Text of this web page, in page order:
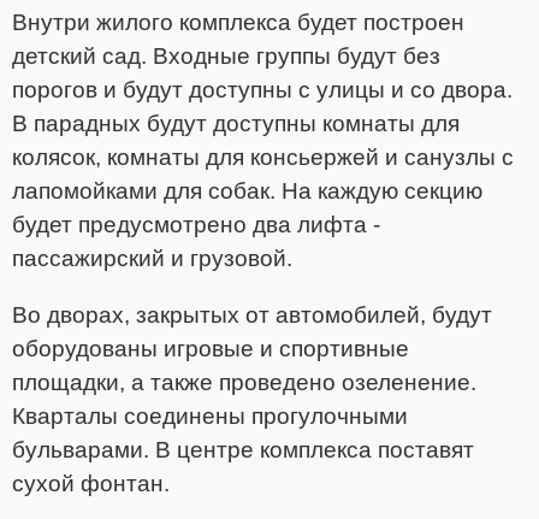
Внутри жилого комплекса будет построен
детский сад. Входные группы будут без
порогов и будут доступны с улицы и со двора.
В парадных будут доступны комнаты для
колясок, комнаты для консьержей и санузлы с
лапомойками для собак. На каждую секцию
будет предусмотрено два лифта -
пассажирский и грузовой.
Во дворах, закрытых от автомобилей, будут
оборудованы игровые и спортивные
площадки, а также проведено озеленение.
Кварталы соединены прогулочными
бульварами. В центре комплекса поставят
сухой фонтан.